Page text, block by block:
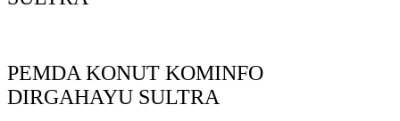
PEMDA KONUT KOMINFO
DIRGAHAYU SULTRA